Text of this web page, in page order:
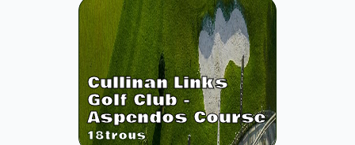
Cullinan Links
Golf Club -
Aspendos Course
18trous